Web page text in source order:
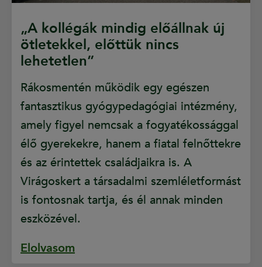
„A kollégák mindig előállnak új
ötletekkel, előttük nincs
lehetetlen”
Rákosmentén működik egy egészen
fantasztikus gyógypedagógiai intézmény,
amely figyel nemcsak a fogyatékossággal
élő gyerekekre, hanem a fiatal felnőttekre
és az érintettek családjaikra is. A
Virágoskert a társadalmi szemléletformást
is fontosnak tartja, és él annak minden
eszközével.
Elolvasom